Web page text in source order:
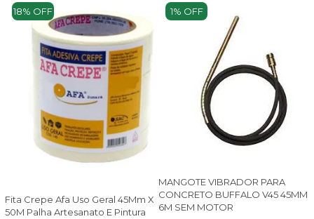
18% OFF
Fita Crepe Afa Uso Geral 45Mm X
50M Palha Artesanato E Pintura
1% OFF
MANGOTE VIBRADOR PARA
CONCRETO BUFFALO V45 45MM
6M SEM MOTOR